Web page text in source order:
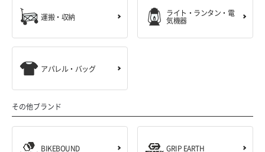
運搬・収納 ライト・ランタン・電
気機器
アパレル・バッグ
その他ブランド
BIKEBOUND GRIP EARTH